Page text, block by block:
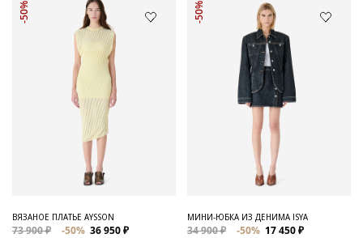
-50%
ВЯЗАНОЕ ПЛАТЬЕ AYSSON
73 900 ₽ -50% 36 950 ₽
-50%
МИНИ-ЮБКА ИЗ ДЕНИМА ISYA
34 900 ₽ -50% 17 450 ₽